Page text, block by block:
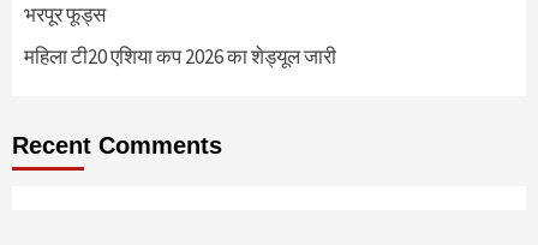
भरपूर फूड्स
महिला टी20 एशिया कप 2026 का शेड्यूल जारी
Recent Comments